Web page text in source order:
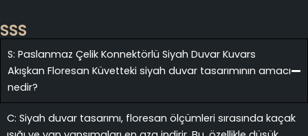
SSS
S: Paslanmaz Çelik Konnektörlü Siyah Duvar Kuvars
Akışkan Floresan Küvetteki siyah duvar tasarımının amacı
nedir?
C: Siyah duvar tasarımı, floresan ölçümleri sırasında kaçak